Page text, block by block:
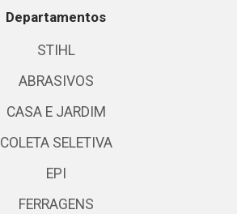
Departamentos
STIHL
ABRASIVOS
CASA E JARDIM
COLETA SELETIVA
EPI
FERRAGENS